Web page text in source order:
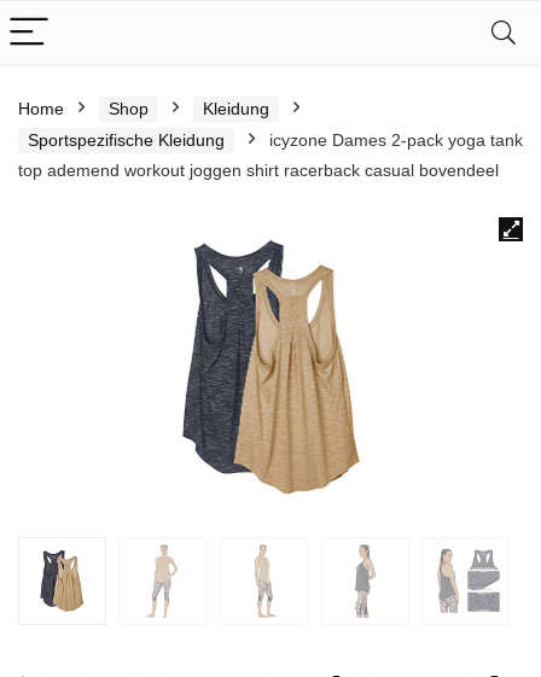
Home Shop
Kleidung
Sportspezifische Kleidung
icyzone Dames 2-pack yoga tank
top ademend workout joggen shirt racerback casual bovendeel